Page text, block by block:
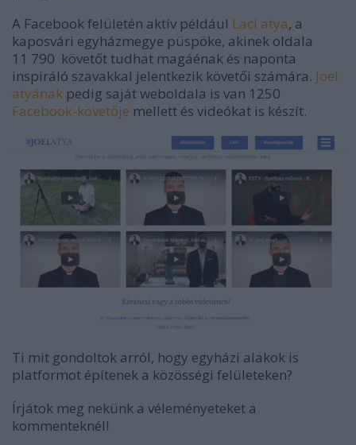
A Facebook felületén aktív például Laci atya, a
kaposvári egyházmegye püspöke, akinek oldala
11 790 követőt tudhat magáénak és naponta
inspiráló szavakkal jelentkezik követői számára. Joel
atyának pedig saját weboldala is van 1250
Facebook-követője mellett és videókat is készít.
Ti mit gondoltok arról, hogy egyházi alakok is
platformot építenek a közösségi felületeken?
Írjátok meg nekünk a véleményeteket a
kommenteknél!